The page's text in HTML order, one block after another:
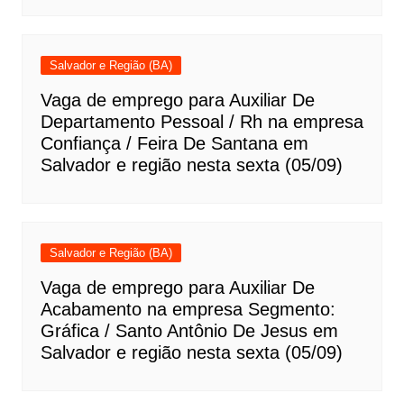
Salvador e Região (BA)
Vaga de emprego para Auxiliar De
Departamento Pessoal / Rh na empresa
Confiança / Feira De Santana em
Salvador e região nesta sexta (05/09)
Salvador e Região (BA)
Vaga de emprego para Auxiliar De
Acabamento na empresa Segmento:
Gráfica / Santo Antônio De Jesus em
Salvador e região nesta sexta (05/09)